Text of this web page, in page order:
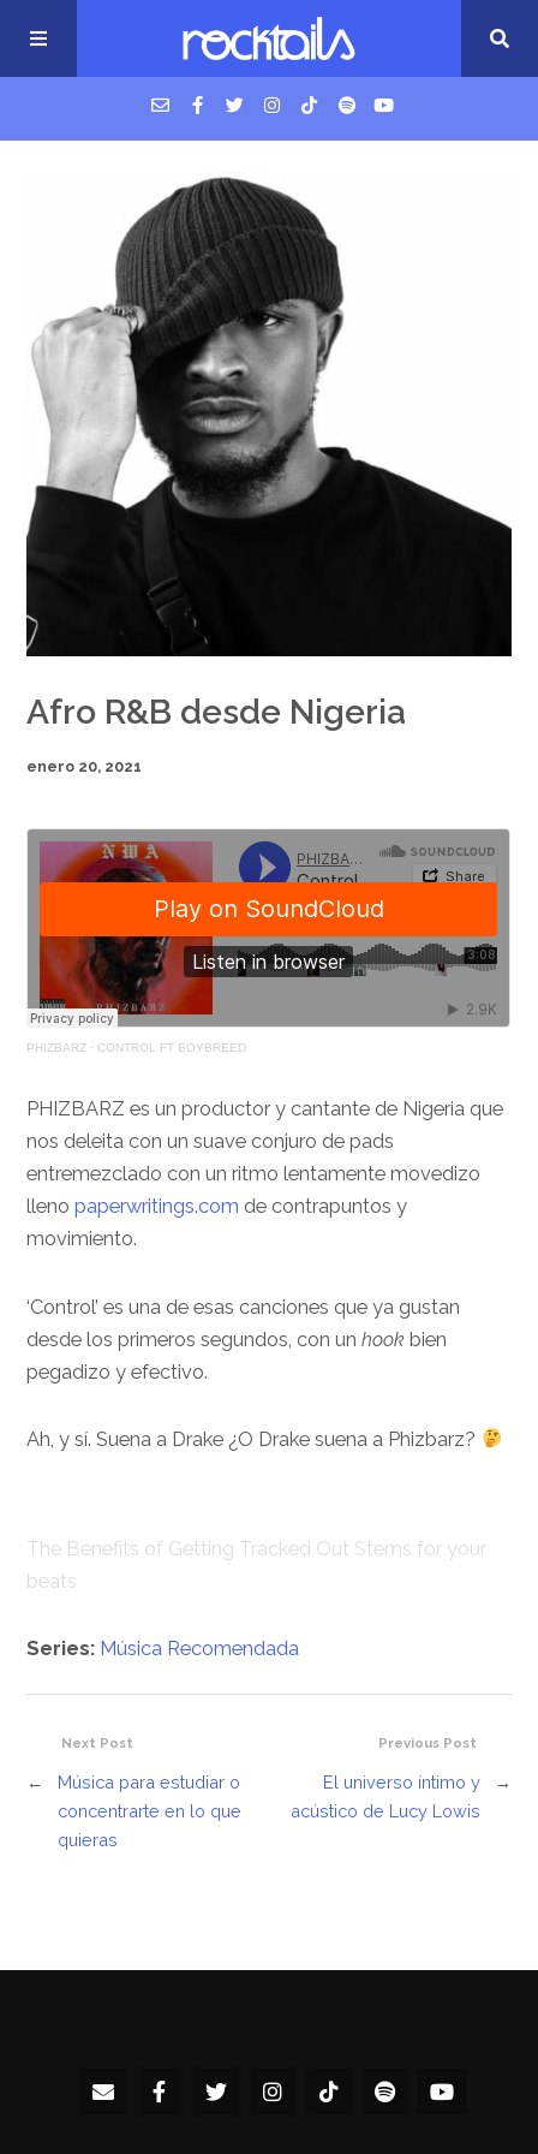
Cigarrillos en la cama
Música nueva
Afro R&B desde Nigeria
enero 20, 2021
PHIZBARZ · CONTROL FT BOYBREED
PHIZBARZ es un productor y cantante de Nigeria que
nos deleita con un suave conjuro de pads
entremezclado con un ritmo lentamente movedizo
llenopaperwritings.com de contrapuntos y
movimiento.
‘Control’ es una de esas canciones que ya gustan
desde los primeros segundos, con unhook bien
pegadizo y efectivo.
Ah, y sí. Suena a Drake ¿O Drake suena a Phizbarz?
The Benefits of Getting Tracked Out Stems for your
beats
Series: Música Recomendada
Previous Post
El universo íntimo y
acústico de Lucy Lowis
→
Next Post
←
Música para estudiar o
concentrarte en lo que
quieras